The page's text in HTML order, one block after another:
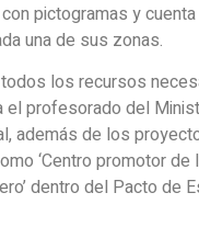
pictogramas y
una de sus zonas.
los recursos
profesorado del
además de los
‘Centro promotor de
dentro del Pacto de